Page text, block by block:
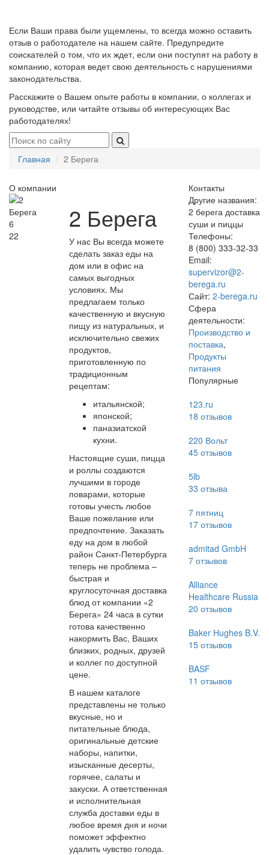
Если Ваши права были ущемлены, то всегда можно оставить
отзыв о работодателе на нашем сайте. Предупредите
соискателей о том, что их ждет, если они поступят на работу в
компанию, которая ведет свою деятельность с нарушениями
законодательства.
Расскажите о Вашем опыте работы в компании, о коллегах и
руководстве, или читайте отзывы об интересующих Вас
работодателях!
Главная 2 Берега
О компании
6
22
2 Берега
У нас Вы всегда можете
сделать заказ еды на
дом или в офис на
самых выгодных
условиях. Мы
предлагаем только
качественную и вкусную
пищу из натуральных, и
исключительно свежих
продуктов,
приготовленную по
традиционным
рецептам:
итальянской;
японской;
паназиатской
кухни.
Настоящие суши, пицца
и роллы создаются
лучшими в городе
поварами, которые
готовы учесть любое
Ваше пожелание или
предпочтение. Заказать
еду на дом в любой
район Санкт-Петербурга
теперь не проблема –
быстрая и
круглосуточная доставка
блюд от компании «2
Берега» 24 часа в сутки
готова качественно
накормить Вас, Ваших
близких, родных, друзей
и коллег по доступной
цене.
В нашем каталоге
представлены не только
вкусные, но и
питательные блюда,
оригинальные детские
наборы, напитки,
изысканные десерты,
горячее, салаты и
закуски. А ответственная
и исполнительная
служба доставки еды в
любое время дня и ночи
поможет эффектно
удалить чувство голода.
Контакты
Другие названия:
2 берега доставка
суши и пиццы
Телефоны:
8 (800) 333-32-33
Email:
supervizor@2-
berega.ru
Сайт: 2-berega.ru
Сфера
деятельности:
Производство и
поставка,
Продукты
питания
Популярные
123.ru
18 отзывов
220 Вольт
45отзывов
5lb
33 отзыва
7 пятниц
17отзывов
admitad GmbH
7отзывов
Alliance
Healthcare Russia
20 отзывов
Baker Hughes B.V.
15отзывов
BASF
11 отзывов